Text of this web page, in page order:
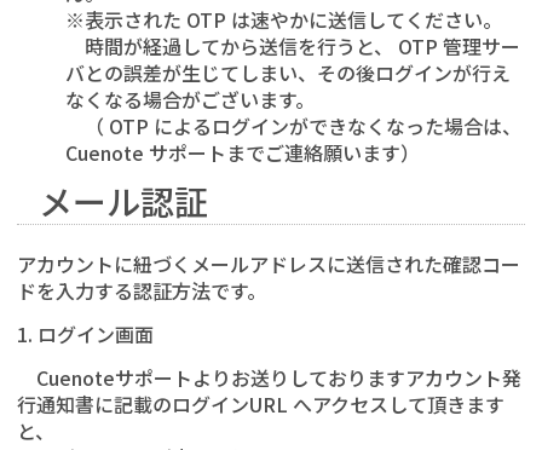
※表示された OTP は速やかに送信してください。
時間が経過してから送信を行うと、 OTP 管理サー
バとの誤差が生じてしまい、その後ログインが行え
なくなる場合がございます。
（ OTP によるログインができなくなった場合は、
Cuenote サポートまでご連絡願います）
メール認証
アカウントに紐づくメールアドレスに送信された確認コー
ドを入力する認証方法です。
1. ログイン画面
Cuenoteサポートよりお送りしておりますアカウント発
行通知書に記載のログインURL へアクセスして頂きます
と、